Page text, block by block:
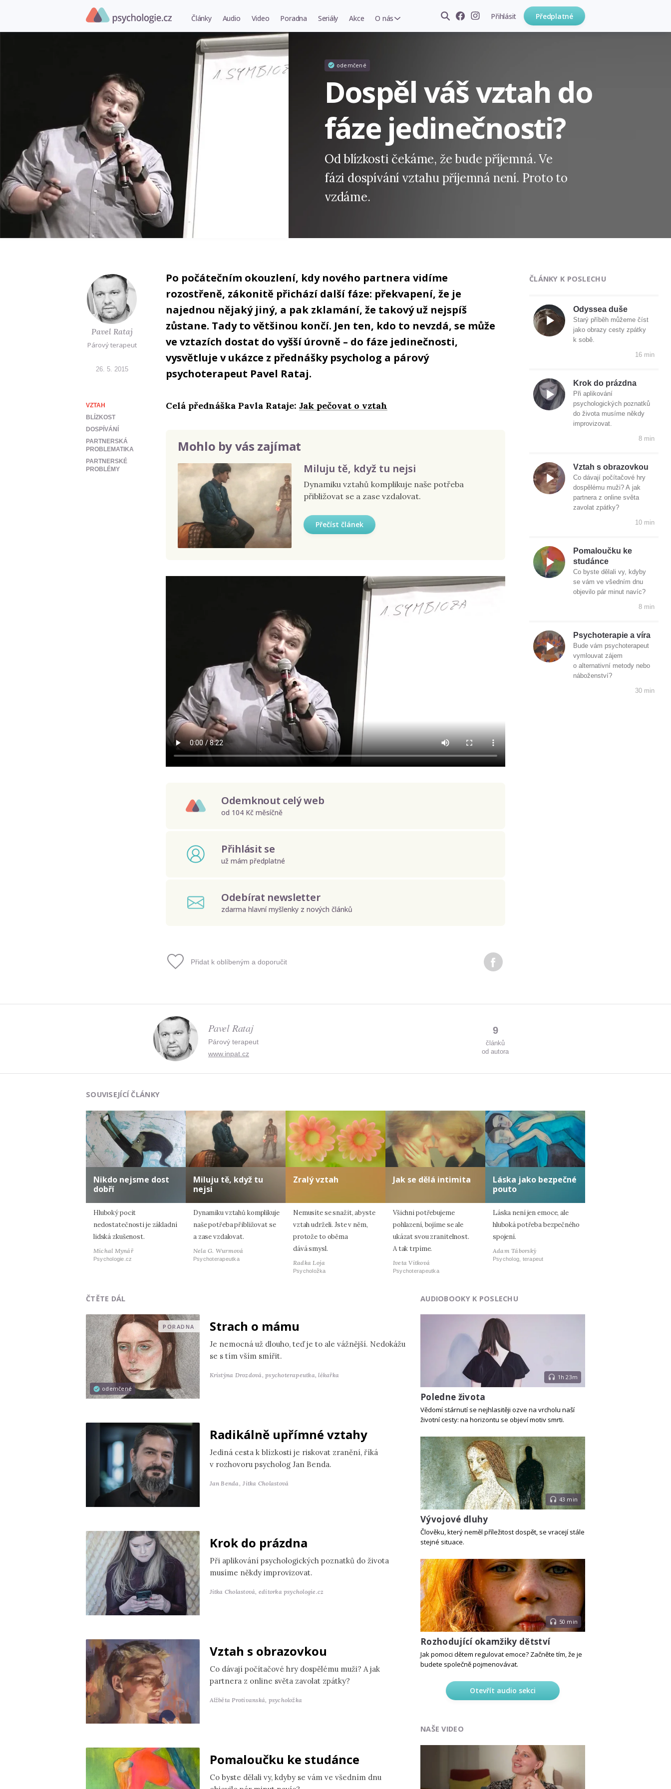
Články Audio Video Poradna Seriály Akce O nás Přihlásit Předplatné
odemčené
Dospěl váš vztah do
fáze jedinečnosti?
Od blízkosti čekáme, že bude příjemná. Ve
fázi dospívání vztahu příjemná není. Proto to
vzdáme.
Pavel Rataj
Párový terapeut
26. 5. 2015
VZTAH
BLÍZKOST
DOSPÍVÁNÍ
PARTNERSKÁ
PROBLEMATIKA
PARTNERSKÉ
PROBLÉMY
Po počátečním okouzlení, kdy nového partnera vidíme
rozostřeně, zákonitě přichází další fáze: překvapení, že je
najednou nějaký jiný, a pak zklamání, že takový už nejspíš
zůstane. Tady to většinou končí. Jen ten, kdo to nevzdá, se může
ve vztazích dostat do vyšší úrovně – do fáze jedinečnosti,
vysvětluje v ukázce z přednášky psycholog a párový
psychoterapeut Pavel Rataj.
Celá přednáška Pavla Rataje: Jak pečovat o vztah
Mohlo by vás zajímat
Miluju tě, když tu nejsi
Dynamiku vztahů komplikuje naše potřeba
přibližovat se a zase vzdalovat.
Přečíst článek
Odemknout celý web
od 104 Kč měsíčně
Přihlásit se
už mám předplatné
Odebírat newsletter
zdarma hlavní myšlenky z nových článků
ČLÁNKY K POSLECHU
Odyssea duše
Starý příběh můžeme číst
jako obrazy cesty zpátky
k sobě.
16 min
Krok do prázdna
Při aplikování
psychologických poznatků
do života musíme někdy
improvizovat.
8 min
Vztah s obrazovkou
Co dávají počítačové hry
dospělému muži? A jak
partnera z online světa
zavolat zpátky?
10 min
Pomaloučku ke
studánce
Co byste dělali vy, kdyby
se vám ve všedním dnu
objevilo pár minut navíc?
8 min
Psychoterapie a víra
Bude vám psychoterapeut
vymlouvat zájem
o alternativní metody nebo
náboženství?
30 min
Přidat k oblíbeným a doporučit
Pavel Rataj
Párový terapeut
www.inpat.cz
9
článků
od autora
SOUVISEJÍCÍ ČLÁNKY
Nikdo nejsme dost
dobří
Hluboký pocit
nedostatečnosti je základní
lidská zkušenost.
Michal Mynář
Psychologie.cz
Miluju tě, když tu
nejsi
Dynamiku vztahů komplikuje
naše potřeba přibližovat se
a zase vzdalovat.
Nela G. Wurmová
Psychoterapeutka
Zralý vztah
Nemusíte se snažit, abyste
vztah udrželi. Jste v něm,
protože to oběma
dává smysl.
Radka Loja
Psycholožka
Jak se dělá intimita
Všichni potřebujeme
pohlazení, bojíme se ale
ukázat svou zranitelnost.
A tak trpíme.
Iveta Vitková
Psychoterapeutka
Láska jako bezpečné
pouto
Láska není jen emoce, ale
hluboká potřeba bezpečného
spojení.
Adam Táborský
Psycholog, terapeut
ČTĚTE DÁL
odemčené
PORADNA Strach o mámu
Je nemocná už dlouho, teď je to ale vážnější. Nedokážu
se s tím vším smířit.
Kristýna Drozdová,psychoterapeutka, lékařka
Radikálně upřímné vztahy
Jediná cesta k blízkosti je riskovat zranění, říká
v rozhovoru psycholog Jan Benda.
Jan Benda, Jitka Cholastová
Krok do prázdna
Při aplikování psychologických poznatků do života
musíme někdy improvizovat.
Jitka Cholastová, editorka psychologie.cz
Vztah s obrazovkou
Co dávají počítačové hry dospělému muži? A jak
partnera z online světa zavolat zpátky?
Alžběta Protivanská, psycholožka
Pomaloučku ke studánce
Co byste dělali vy, kdyby se vám ve všedním dnu
AUDIOBOOKY K POSLECHU
1h 23m
Poledne života
Vědomí stárnutí se nejhlasitěji ozve na vrcholu naší
životní cesty: na horizontu se objeví motiv smrti.
43 min
Vývojové dluhy
Člověku, který neměl příležitost dospět, se vracejí stále
stejné situace.
50 min
Rozhodující okamžiky dětství
Jak pomoci dětem regulovat emoce? Začněte tím, že je
budete společně pojmenovávat.
Otevřít audio sekci
NAŠE VIDEO